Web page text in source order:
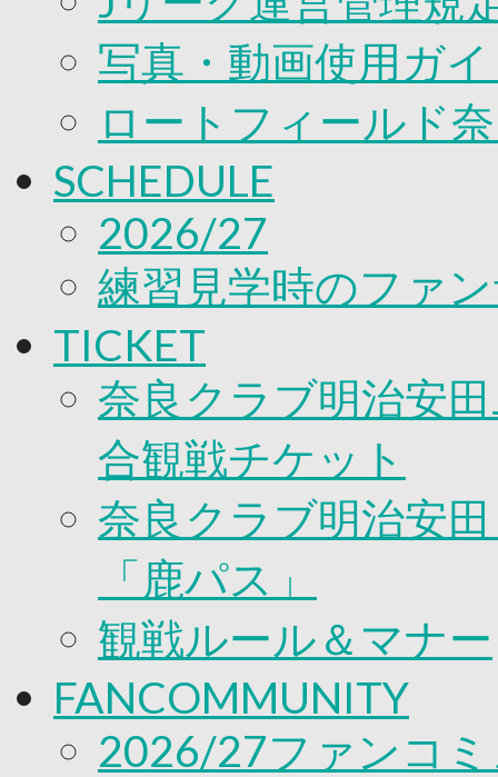
写真・動画使用ガ
ロートフィールド
SCHEDULE
2026/27
練習見学時のファ
TICKET
奈良クラブ明治安
合観戦チケット
奈良クラブ明治安
「鹿パス」
観戦ルール＆マナー
FANCOMMUNITY
2026/27ファンコ